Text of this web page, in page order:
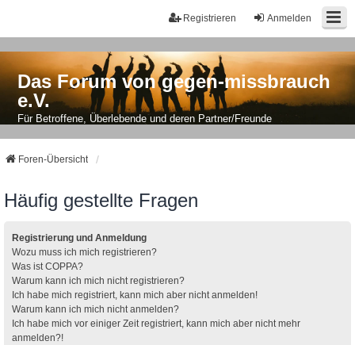
Anmelden
Registrieren
Das Forum von gegen-missbrauch
e.V.
Für Betroffene, Überlebende und deren Partner/Freunde
Foren-Übersicht
Häufig gestellte Fragen
Registrierung und Anmeldung
Wozu muss ich mich registrieren?
Was ist COPPA?
Warum kann ich mich nicht registrieren?
Ich habe mich registriert, kann mich aber nicht anmelden!
Warum kann ich mich nicht anmelden?
Ich habe mich vor einiger Zeit registriert, kann mich aber nicht mehr
anmelden?!